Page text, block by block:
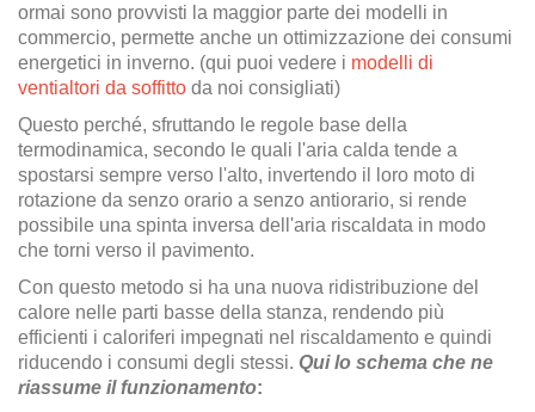
ormai sono provvisti la maggior parte dei modelli in
commercio, permette anche un ottimizzazione dei consumi
energetici in inverno. (qui puoi vedere i modelli di
ventialtori da soffitto da noi consigliati)
Questo perché, sfruttando le regole base della
termodinamica, secondo le quali l'aria calda tende a
spostarsi sempre verso l'alto, invertendo il loro moto di
rotazione da senzo orario a senzo antiorario, si rende
possibile una spinta inversa dell'aria riscaldata in modo
che torni verso il pavimento.
Con questo metodo si ha una nuova ridistribuzione del
calore nelle parti basse della stanza, rendendo più
efficienti i caloriferi impegnati nel riscaldamento e quindi
riducendo i consumi degli stessi. Qui lo schema che ne
riassume il funzionamento: